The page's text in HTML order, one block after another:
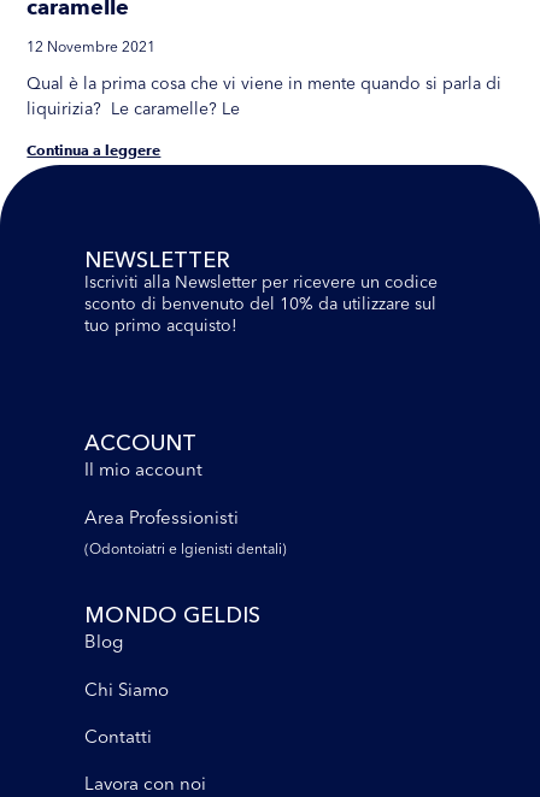
caramelle
12 Novembre 2021
Qual è la prima cosa che vi viene in mente quando si parla di
liquirizia? Le caramelle? Le
Continua a leggere
NEWSLETTER
Iscriviti alla Newsletter per ricevere un codice
sconto di benvenuto del 10% da utilizzare sul
tuo primo acquisto!
ACCOUNT
Il mio account
Area Professionisti
(Odontoiatri e lgienisti dentali)
MONDO GELDIS
Blog
Chi Siamo
Contatti
Lavora con noi